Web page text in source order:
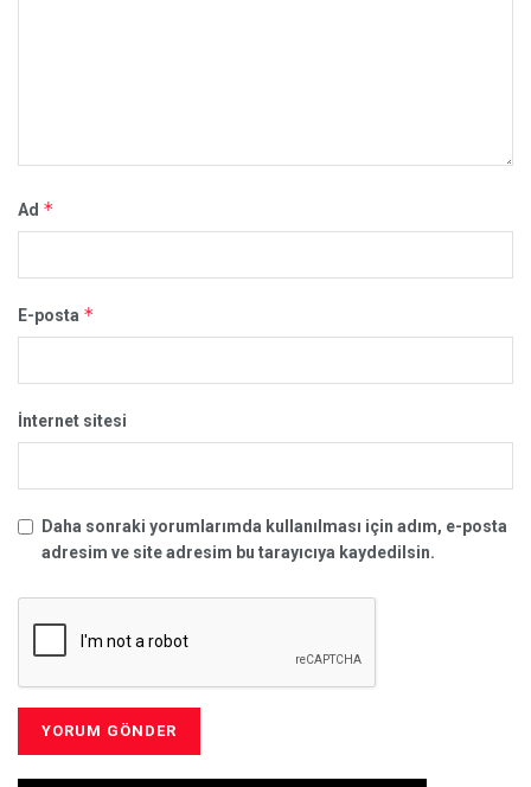
Ad *
E-posta *
İnternet sitesi
Daha sonraki yorumlarımda kullanılması için adım, e-posta
adresim ve site adresim bu tarayıcıya kaydedilsin.